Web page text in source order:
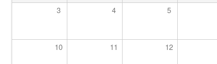
3 4 5
10 11 12